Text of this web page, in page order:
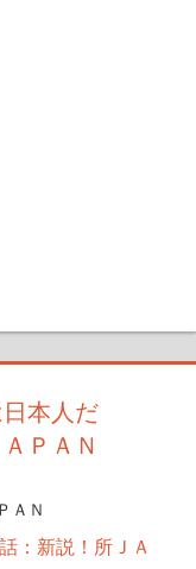
本人だ
ＰＡＮ
ＡＮ